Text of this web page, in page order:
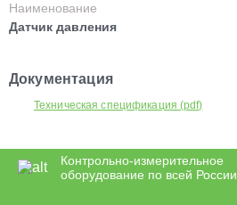
Наименование
Датчик давления
Документация
Техническая спецификация (pdf)
Контрольно-измерительное
оборудование по всей России